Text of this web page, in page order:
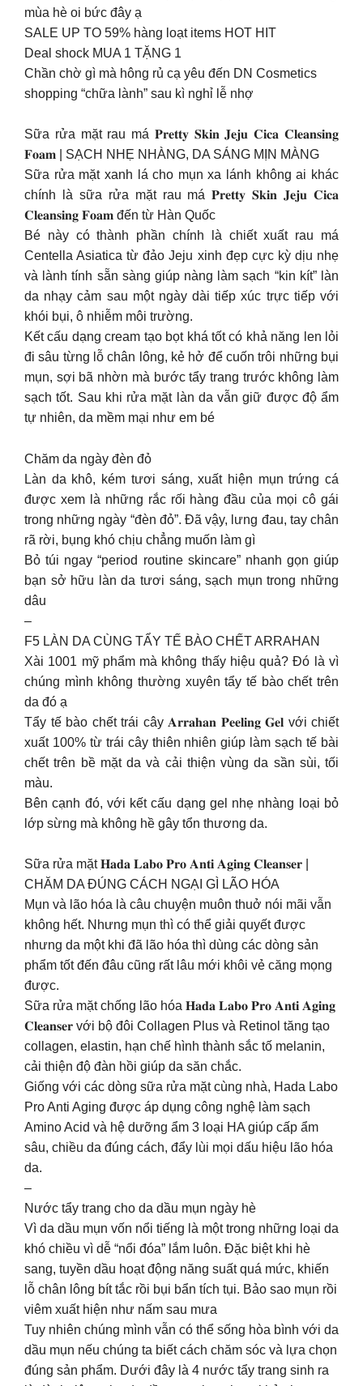
mùa hè oi bức đây ạ
SALE UP TO 59% hàng loạt items HOT HIT
Deal shock MUA 1 TẶNG 1
Chần chờ gì mà hông rủ cạ yêu đến DN Cosmetics
shopping “chữa lành” sau kì nghỉ lễ nhợ
Sữa rửa mặt rau má 𝐏𝐫𝐞𝐭𝐭𝐲 𝐒𝐤𝐢𝐧 𝐉𝐞𝐣𝐮 𝐂𝐢𝐜𝐚 𝐂𝐥𝐞𝐚𝐧𝐬𝐢𝐧𝐠
𝐅𝐨𝐚𝐦 | SẠCH NHẸ NHÀNG, DA SÁNG MỊN MÀNG
Sữa rửa mặt xanh lá cho mụn xa lánh không ai khác
chính là sữa rửa mặt rau má 𝐏𝐫𝐞𝐭𝐭𝐲 𝐒𝐤𝐢𝐧 𝐉𝐞𝐣𝐮 𝐂𝐢𝐜𝐚
𝐂𝐥𝐞𝐚𝐧𝐬𝐢𝐧𝐠 𝐅𝐨𝐚𝐦 đến từ Hàn Quốc
Bé này có thành phần chính là chiết xuất rau má
Centella Asiatica từ đảo Jeju xinh đẹp cực kỳ dịu nhẹ
và lành tính sẵn sàng giúp nàng làm sạch “kin kít” làn
da nhạy cảm sau một ngày dài tiếp xúc trực tiếp với
khói bụi, ô nhiễm môi trường.
Kết cấu dạng cream tạo bọt khá tốt có khả năng len lỏi
đi sâu từng lỗ chân lông, kẻ hở để cuốn trôi những bụi
mụn, sợi bã nhờn mà bước tẩy trang trước không làm
sạch tốt. Sau khi rửa mặt làn da vẫn giữ được độ ẩm
tự nhiên, da mềm mại như em bé
Chăm da ngày đèn đỏ
Làn da khô, kém tươi sáng, xuất hiện mụn trứng cá
được xem là những rắc rối hàng đầu của mọi cô gái
trong những ngày “đèn đỏ”. Đã vậy, lưng đau, tay chân
rã rời, bụng khó chịu chẳng muốn làm gì
Bỏ túi ngay “period routine skincare” nhanh gọn giúp
bạn sở hữu làn da tươi sáng, sạch mụn trong những
dâu
–
F5 LÀN DA CÙNG TẨY TẾ BÀO CHẾT ARRAHAN
Xài 1001 mỹ phẩm mà không thấy hiệu quả? Đó là vì
chúng mình không thường xuyên tẩy tế bào chết trên
da đó ạ
Tẩy tế bào chết trái cây 𝐀𝐫𝐫𝐚𝐡𝐚𝐧 𝐏𝐞𝐞𝐥𝐢𝐧𝐠 𝐆𝐞𝐥 với chiết
xuất 100% từ trái cây thiên nhiên giúp làm sạch tế bài
chết trên bề mặt da và cải thiện vùng da sần sùi, tối
màu.
Bên cạnh đó, với kết cấu dạng gel nhẹ nhàng loại bỏ
lớp sừng mà không hề gây tổn thương da.
Sữa rửa mặt 𝐇𝐚𝐝𝐚 𝐋𝐚𝐛𝐨 𝐏𝐫𝐨 𝐀𝐧𝐭𝐢 𝐀𝐠𝐢𝐧𝐠 𝐂𝐥𝐞𝐚𝐧𝐬𝐞𝐫 |
CHĂM DA ĐÚNG CÁCH NGẠI GÌ LÃO HÓA
Mụn và lão hóa là câu chuyện muôn thuở nói mãi vẫn
không hết. Nhưng mụn thì có thể giải quyết được
nhưng da một khi đã lão hóa thì dùng các dòng sản
phẩm tốt đến đâu cũng rất lâu mới khôi vẻ căng mọng
được.
Sữa rửa mặt chống lão hóa 𝐇𝐚𝐝𝐚 𝐋𝐚𝐛𝐨 𝐏𝐫𝐨 𝐀𝐧𝐭𝐢 𝐀𝐠𝐢𝐧𝐠
𝐂𝐥𝐞𝐚𝐧𝐬𝐞𝐫 với bộ đôi Collagen Plus và Retinol tăng tạo
collagen, elastin, hạn chế hình thành sắc tố melanin,
cải thiện độ đàn hồi giúp da săn chắc.
Giống với các dòng sữa rửa mặt cùng nhà, Hada Labo
Pro Anti Aging được áp dụng công nghệ làm sạch
Amino Acid và hệ dưỡng ẩm 3 loại HA giúp cấp ẩm
sâu, chiều da đúng cách, đẩy lùi mọi dấu hiệu lão hóa
da.
–
Nước tẩy trang cho da dầu mụn ngày hè
Vì da dầu mụn vốn nổi tiếng là một trong những loại da
khó chiều vì dễ “nổi đóa” lắm luôn. Đặc biệt khi hè
sang, tuyền dầu hoạt động năng suất quá mức, khiến
lỗ chân lông bít tắc rồi bụi bẩn tích tụi. Bảo sao mụn rồi
viêm xuất hiện như nấm sau mưa
Tuy nhiên chúng mình vẫn có thể sống hòa bình với da
dầu mụn nếu chúng ta biết cách chăm sóc và lựa chọn
đúng sản phẩm. Dưới đây là 4 nước tẩy trang sinh ra